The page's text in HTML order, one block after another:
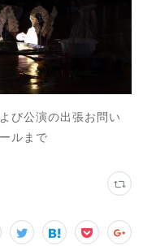
び公演の出張お問い
ルまで